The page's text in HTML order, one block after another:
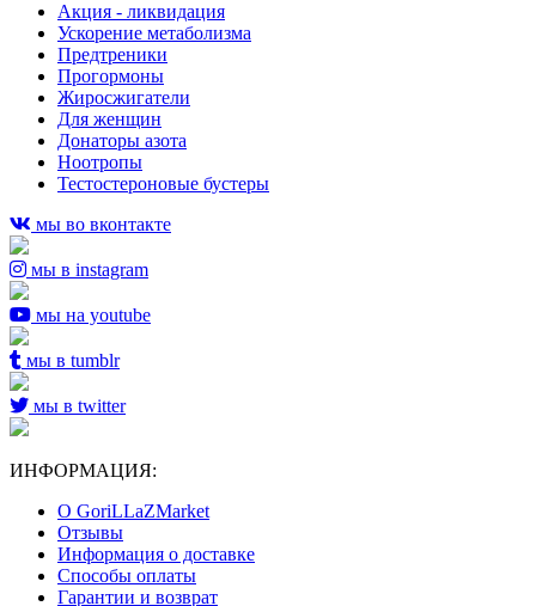
Акция - ликвидация
Ускорение метаболизма
Предтреники
Прогормоны
Жиросжигатели
Для женщин
Донаторы азота
Ноотропы
Тестостероновые бустеры
мы во вконтакте
мы в instagram
мы на youtube
мы в tumblr
мы в twitter
ИНФОРМАЦИЯ:
О GoriLLaZMarket
Отзывы
Информация о доставке
Способы оплаты
Гарантии и возврат